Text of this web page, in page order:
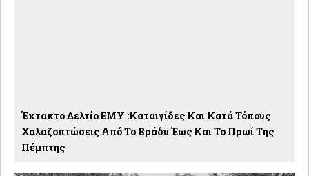
Έκτακτο Δελτίο ΕΜΥ :Καταιγίδες Και Κατά Τόπους
Χαλαζοπτώσεις Από Το Βράδυ Έως Και Το Πρωί Της
Πέμπτης